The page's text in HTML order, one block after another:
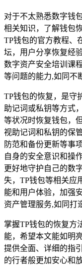
对于不太熟悉数字钱
相关知识，了解钱包
TP钱包的官方教程、
坛，用户分享恢复经
数字资产安全培训课
等问题的能力,如同不
TP钱包的恢复，是守
助记词或私钥等方式
等状况时恢复钱包，
视助记词和私钥的保
防范和备份更新等事
自身的安全意识和操
更好地守护自己的数
失，TP钱包等相关应
能和用户体验，加强
资产管理服务,如同打
掌握TP钱包的恢复方
能，希望本文能如明
提供全面、详细的指
的行者般更加安心和放